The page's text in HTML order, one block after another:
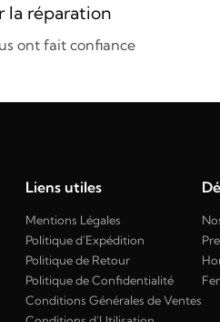
la réparation
ont fait confiance
Liens utiles
Mentions Légales
Politique d'Expédition
Politique de Retour
Politique de Confidentialité
Conditions Générales de Ventes